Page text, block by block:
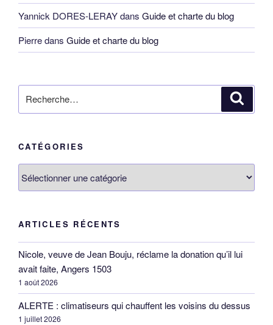
Yannick DORES-LERAYdans Guide et charte du blog
Pierredans Guide et charte du blog
pour
CATÉGORIES
ARTICLES RÉCENTS
Nicole, veuve de Jean Bouju, réclame la donation qu’il lui
avait faite, Angers 1503
1 août 2026
ALERTE : climatiseurs qui chauffent les voisins du dessus
1 juillet 2026